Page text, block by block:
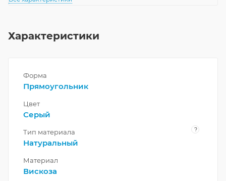
Характеристики
Форма
Прямоугольник
Цвет
Серый
Тип материала ?
Натуральный
Материал
Вискоза